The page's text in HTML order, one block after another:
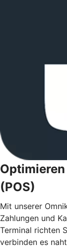
(POS)
Mit unserer
Zahlungen und
Terminal richten
verbinden es